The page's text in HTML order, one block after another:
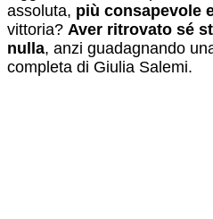
assoluta, più consapevole
vittoria? Aver ritrovato sé
nulla, anzi guadagnando
completa di Giulia Salemi.